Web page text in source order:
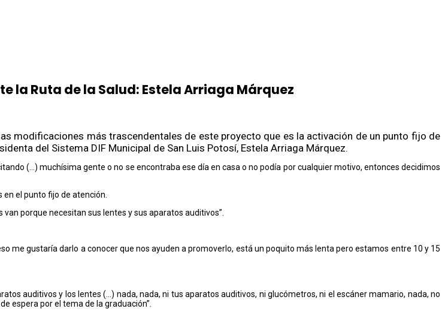
la Ruta de la Salud: Estela Arriaga Márquez
modificaciones más trascendentales de este proyecto que es la activación de un punto fijo de
del Sistema DIF Municipal de San Luis Potosí, Estela Arriaga Márquez.
(…) muchísima gente o no se encontraba ese día en casa o no podía por cualquier motivo, entonces decidimos
el punto fijo de atención.
porque necesitan sus lentes y sus aparatos auditivos”.
me gustaría darlo a conocer que nos ayuden a promoverlo, está un poquito más lenta pero estamos entre 10 y 15
auditivos y los lentes (…) nada, nada, ni tus aparatos auditivos, ni glucómetros, ni el escáner mamario, nada, no
espera por el tema de la graduación”.